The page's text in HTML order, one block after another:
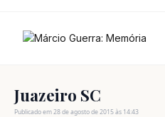
Juazeiro SC
Publicado em 28 de agosto de 2015 às 14:43